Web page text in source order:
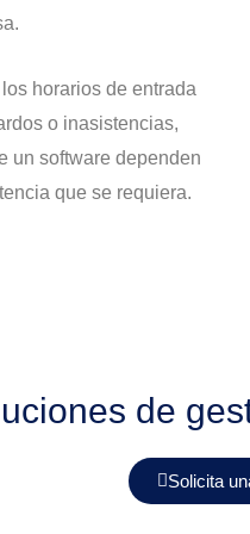
horarios de entrada
o inasistencias,
un software dependen
que se requiera.
de
Solicita